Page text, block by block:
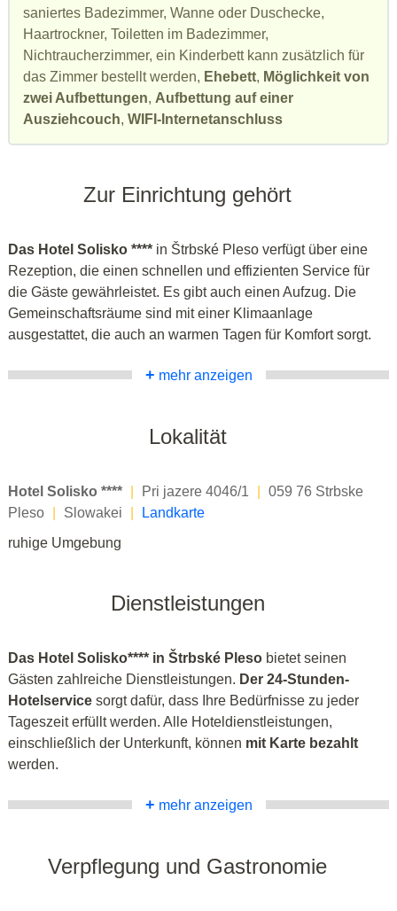
saniertes Badezimmer, Wanne oder Duschecke,
Haartrockner, Toiletten im Badezimmer,
Nichtraucherzimmer, ein Kinderbett kann zusätzlich für
das Zimmer bestellt werden, Ehebett, Möglichkeit von
zwei Aufbettungen, Aufbettung auf einer
Ausziehcouch, WIFI-Internetanschluss
Zur Einrichtung gehört
Das Hotel Solisko **** in Štrbské Pleso verfügt über eine
Rezeption, die einen schnellen und effizienten Service für
die Gäste gewährleistet. Es gibt auch einen Aufzug. Die
Gemeinschaftsräume sind mit einer Klimaanlage
ausgestattet, die auch an warmen Tagen für Komfort sorgt.
+ mehr anzeigen
Lokalität
Hotel Solisko **** Pri jazere 4046/1
059 76 Strbske
Pleso
Slowakei
Landkarte
ruhige Umgebung
Dienstleistungen
Das Hotel Solisko**** in Štrbské Pleso bietet seinen
Gästen zahlreiche Dienstleistungen. Der 24-Stunden-
Hotelservice sorgt dafür, dass Ihre Bedürfnisse zu jeder
Tageszeit erfüllt werden. Alle Hoteldienstleistungen,
einschließlich der Unterkunft, können mit Karte bezahlt
werden.
+ mehr anzeigen
Verpflegung und Gastronomie